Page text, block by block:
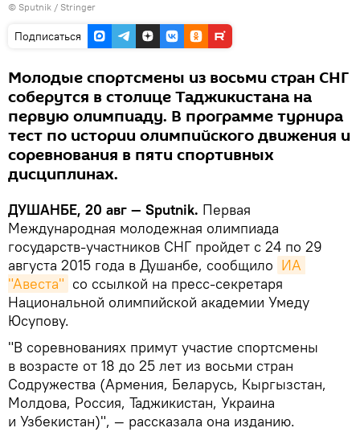
© Sputnik / Stringer
Подписаться
Молодые спортсмены из восьми стран СНГ
соберутся в столице Таджикистана на
первую олимпиаду. В программе турнира
тест по истории олимпийского движения и
соревнования в пяти спортивных
дисциплинах.
ДУШАНБЕ, 20 авг — Sputnik. Первая
Международная молодежная олимпиада
государств-участников СНГ пройдет с 24 по 29
августа 2015 года в Душанбе, сообщило ИА
"Авеста" со ссылкой на пресс-секретаря
Национальной олимпийской академии Умеду
Юсупову.
"В соревнованиях примут участие спортсмены
в возрасте от 18 до 25 лет из восьми стран
Содружества (Армения, Беларусь, Кыргызстан,
Молдова, Россия, Таджикистан, Украина
и Узбекистан)", — рассказала она изданию.